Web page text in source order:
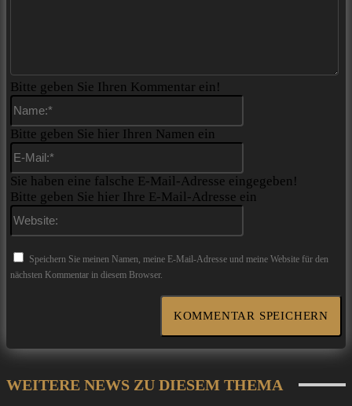
Bitte geben Sie Ihren Kommentar ein!
Bitte geben Sie hier Ihren Namen ein
Sie haben eine falsche E-Mail-Adresse eingegeben!
Bitte geben Sie hier Ihre E-Mail-Adresse ein
Speichern Sie meinen Namen, meine E-Mail-Adresse und meine Website für den
nächsten Kommentar in diesem Browser.
WEITERE NEWS ZU DIESEM THEMA